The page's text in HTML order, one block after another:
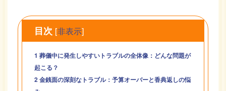
目次 [非表示]
1 葬儀中に発生しやすいトラブルの全体像：どんな問題が
起こる？
2金銭面の深刻なトラブル：予算オーバーと香典返しの悩